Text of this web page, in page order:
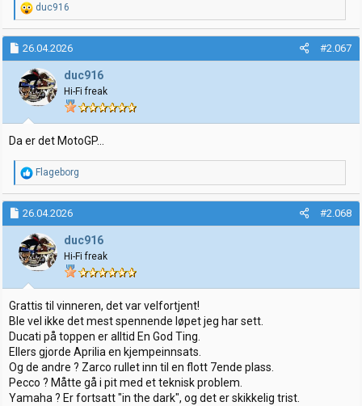
R
e
a
k
s
j
o
n
e
r
:
duc916
26.04.2026 #2.067
duc916
Hi-Fi freak
Da er det MotoGP...
R
e
a
k
s
j
o
n
e
r
:
Flageborg
26.04.2026 #2.068
duc916
Hi-Fi freak
Grattis til vinneren, det var velfortjent!
Ble vel ikke det mest spennende løpet jeg har sett.
Ducati på toppen er alltid En God Ting.
Ellers gjorde Aprilia en kjempeinnsats.
Og de andre ? Zarco rullet inn til en flott 7ende plass.
Pecco ? Måtte gå i pit med et teknisk problem.
Yamaha ? Er fortsatt "in the dark", og det er skikkelig trist.